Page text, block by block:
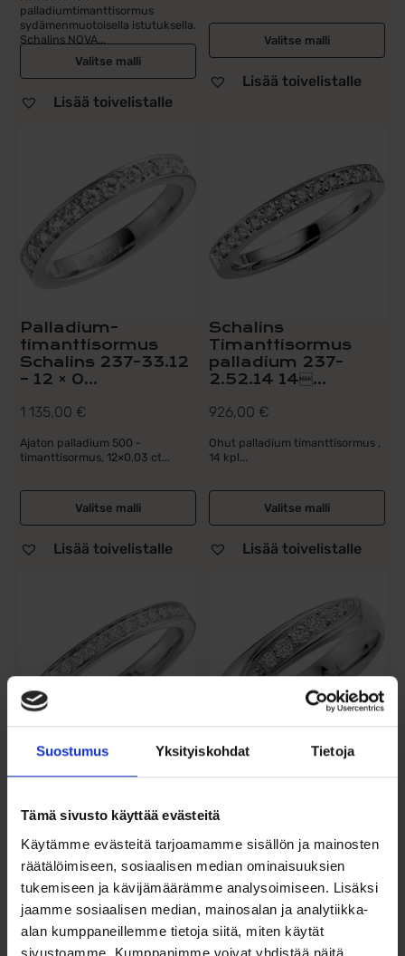
Suostumus Yksityiskohdat Tietoja
Tämä sivusto käyttää evästeitä
Käytämme evästeitä tarjoamamme sisällön ja mainosten
räätälöimiseen, sosiaalisen median ominaisuuksien
tukemiseen ja kävijämäärämme analysoimiseen. Lisäksi
jaamme sosiaalisen median, mainosalan ja analytiikka-
alan kumppaneillemme tietoja siitä, miten käytät
sivustoamme. Kumppanimme voivat yhdistää näitä
5.00/ 5
palladiumtimanttisormus
sydämenmuotoisella istutuksella.
Schalins NOVA...
Valitse malli
Lisää toivelistalle
Valitse malli
Lisää toivelistalle
Palladium-
timanttisormus
Schalins 237-33.12
– 12 × 0...
1 135,00 €
Ajaton palladium 500 -
timanttisormus, 12×0,03 ct...
Valitse malli
Lisää toivelistalle
Schalins
Timanttisormus
palladium 237-
2.52.14 14...
926,00 €
Ohut palladium timanttisormus ,
14 kpl...
Valitse malli
Lisää toivelistalle
Schalins
Palladium 237-
2.51.15 15...
756,00
Timanttisormus palladium 237-
2.51.15 15×0,01 Timantit: 15×0,01...
Schalins
Palladium 203-
415.7 3×0...
660,00
€
Timanttisormus palladium 203-
415.7 3×0,03/2×0,02/2×0,01
Timantit:
3×0,03/2×0,02/2×0,01...